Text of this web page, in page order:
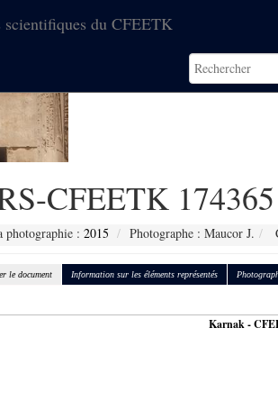
scientifiques du CFEETK
CFEETK 174365
photographie : 2015 Photographe : Maucor J.
le document Information sur les éléments représentés